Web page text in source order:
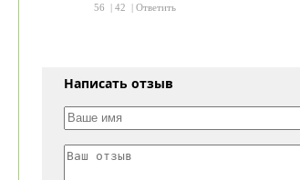
56
| 42 | Ответить
Написать отзыв